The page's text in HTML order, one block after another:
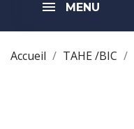
MENU
Accueil TAHE /BIC